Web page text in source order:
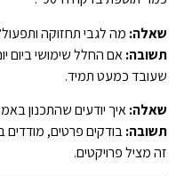
שאלה: מה לגבי תחזוקה
תשובה:אם החלל שימושי ביום
שעובד כמעט תמיד.
שאלה:איך יודעים שהתכנון
תשובה:בודקים פרטים, מודדים
זה מציל פרויקטים.